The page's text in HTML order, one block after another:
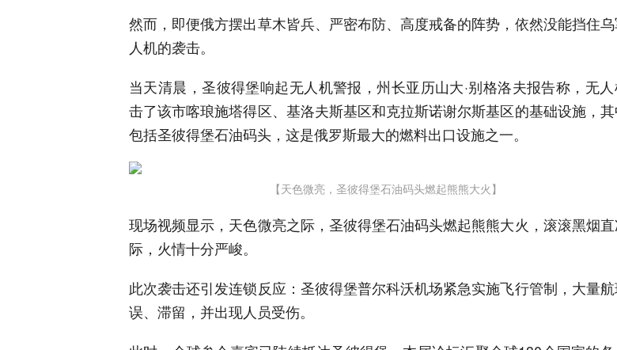
然而，即便俄方摆出草木皆兵、严密布防、高度戒备的阵势，依然没能挡住
人机的袭击。
当天清晨，圣彼得堡响起无人机警报，州长亚历山大·别格洛夫报告称，无
击了该市喀琅施塔得区、基洛夫斯基区和克拉斯诺谢尔斯基区的基础设施，其
包括圣彼得堡石油码头，这是俄罗斯最大的燃料出口设施之一。
【天色微亮，圣彼得堡石油码头燃起熊熊大火】
现场视频显示，天色微亮之际，圣彼得堡石油码头燃起熊熊大火，滚滚黑烟
际，火情十分严峻。
此次袭击还引发连锁反应：圣彼得堡普尔科沃机场紧急实施飞行管制，大量
误、滞留，并出现人员受伤。